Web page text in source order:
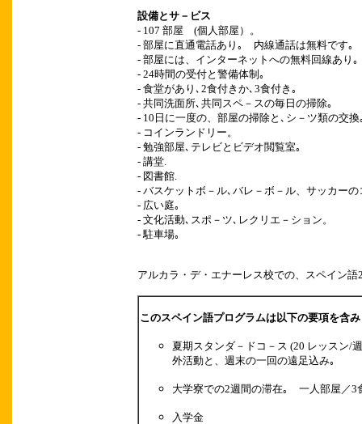
設備とサ－ビス
- 107 部屋 (個人部屋）。
- 部屋に直通電話あり｡ 内線通話は無料です
- 部屋には、インターネットへの無料回線あり｡
- 24時間の受付と警備体制｡
- 食堂があり､2食付きか､3食付き｡
- 共同洗面所､共同スペ－スの毎日の掃除｡
- 10日に一度の、部屋の掃除と､シ－ツ類の交
- コインランドリー。
- 勉強部屋､テレビとビデオ閲覧室｡
- 講堂.
- 図書館.
- バスケットボ－ル､バレ－ボ－ル、サッカー
- 広い庭｡
- 文化活動､スポ－ツ､レクリエ－ション。
-駐車場｡
アルカラ・デ・エナーレス校での、スペイン
このスペイン語プログラムは以下の要項を含
夏期スタンダ－ドコ－ス (20 レッスン/週
外活動と、週末の一回の遠足込み｡
大学寮での2週間の滞在｡ 一人部屋／
入学金